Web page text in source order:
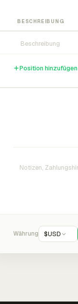
BESCHREIBUNG
Position hinzufügen
Währung $USD